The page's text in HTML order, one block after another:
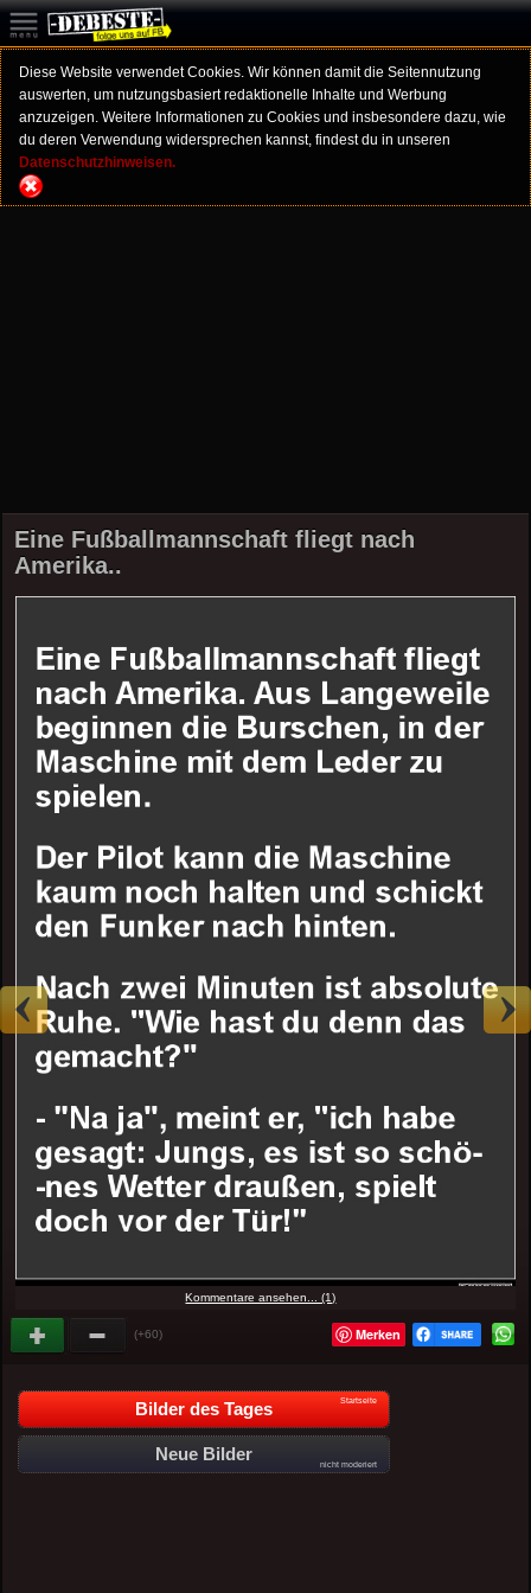
Diese Website verwendet Cookies. Wir können damit die Seitennutzung
auswerten, um nutzungsbasiert redaktionelle Inhalte und Werbung
anzuzeigen. Weitere Informationen zu Cookies und insbesondere dazu, wie
du deren Verwendung widersprechen kannst, findest du in unseren
Datenschutzhinweisen.
Eine Fußballmannschaft fliegt nach
Amerika..
Kommentare ansehen... (1)
(+60) Merken
Bilder des Tages Startseite
Neue Bilder
nicht moderiert